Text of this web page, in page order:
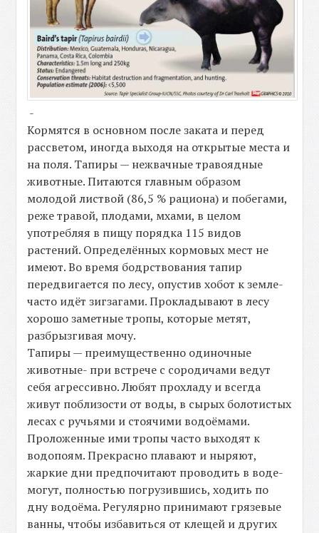
-
Кормятся в основном после заката и перед
рассветом, иногда выходя на открытые места и
на поля. Тапиры — нежвачные травоядные
животные. Питаются главным образом
молодой листвой (86,5 % рациона) и побегами,
реже травой, плодами, мхами, в целом
употребляя в пищу порядка 115 видов
растений. Определённых кормовых мест не
имеют. Во время бодрствования тапир
передвигается по лесу, опустив хобот к земле-
часто идёт зигзагами. Прокладывают в лесу
хорошо заметные тропы, которые метят,
разбрызгивая мочу.
Тапиры — преимущественно одиночные
животные- при встрече с сородичами ведут
себя агрессивно. Любят прохладу и всегда
живут поблизости от воды, в сырых болотистых
лесах с ручьями и стоячими водоёмами.
Проложенные ими тропы часто выходят к
водопоям. Прекрасно плавают и ныряют,
жаркие дни предпочитают проводить в воде-
могут, полностью погрузившись, ходить по
дну водоёма. Регулярно принимают грязевые
ванны, чтобы избавиться от клещей и других